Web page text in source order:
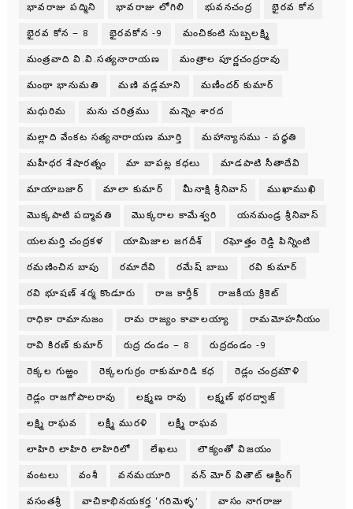
భావరాజు పద్మిని భావరాజు లోగిలి భువనచంద్ర భైరవ కోన
భైరవ కోన – 8 భైరవకోన -9 మంచికంటి సుబ్బలక్ష్మి
మంత్రవాది వి.వి.సత్యనారాయణ మంత్రాల పూర్ణచంద్రరావు
మంథా భానుమతి మణి వడ్లమాని మణీందర్ కుమార్
మధురిమ మను చరిత్రము మన్నెం శారద
మల్లాది వేంకట సత్యనారాయణ మూర్తి మహాన్యాసము - పధ్ధతి
మహీధర శేషారత్నం మా బాపట్ల కధలు మాడపాటి సీతాదేవి
మాయాబజార్ మాలా కుమార్ మీనాక్షి శ్రీనివాస్ ముఖాముఖి
మొక్కపాటి పద్మావతి మొక్కరాల కామేశ్వరి యనమండ్ర శ్రీనివాస్
యలమర్తి చంద్రకళ యామిజాల జగదీశ్ రఘోత్తం రెడ్డి పిన్నింటి
రమణించిన బాపు రమాదేవి రమేష్ బాబు రవి కుమార్
రవి భూషణ్ శర్మ కొండూరు రాజ కార్తీక్ రాజకీయ క్రికెట్
రాధికా రామానుజం రామ రాజ్యం కావాలయ్యా రామమోహనీయం
రావి కిరణ్ కుమార్ రుద్ర దండం – 8 రుద్రదండం -9
రెక్కల గుఱ్ఱం రెక్కలగుర్రం రాకుమారిడి కధ రెడ్లం చంద్రమౌళి
రెడ్లం రాజగోపాలరావు లక్ష్మణ రావు లక్ష్మణ్ భరద్వాజ్
లక్ష్మి రాఘవ లక్ష్మీ మురళి లక్ష్మీ రాఘవ
లాహిరి లాహిరి లాహిరిలో లేఖలు లౌక్యంతో విజయం
వంటలు వంశీ వనమయూరి వన్ మోర్ వితౌట్ ఆక్టింగ్
వసంతశ్రీ వాచికాభినయకర్త ‘గరిమెళ్ళ’ వాసం నాగరాజు